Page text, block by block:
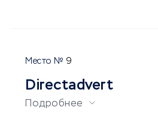
9
Directadvert
Подробнее